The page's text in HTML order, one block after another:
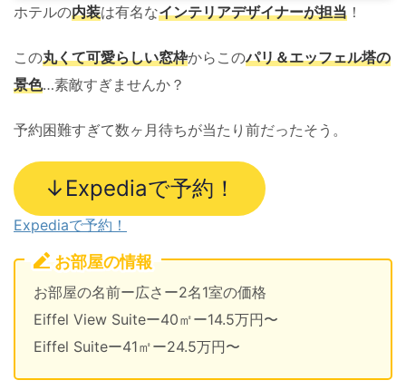
ホテルの内装は有名なインテリアデザイナーが担当 ！
この丸くて可愛らしい窓枠からこのパリ＆エッフェル塔の
景色…素敵すぎませんか？
予約困難すぎて数ヶ月待ちが当たり前だったそう。
↓Expediaで予約！
Expediaで予約！
お部屋の情報
お部屋の名前ー広さー2名1室の価格
Eiffel View Suiteー40㎡ー14.5万円〜
Eiffel Suiteー41㎡ー24.5万円〜